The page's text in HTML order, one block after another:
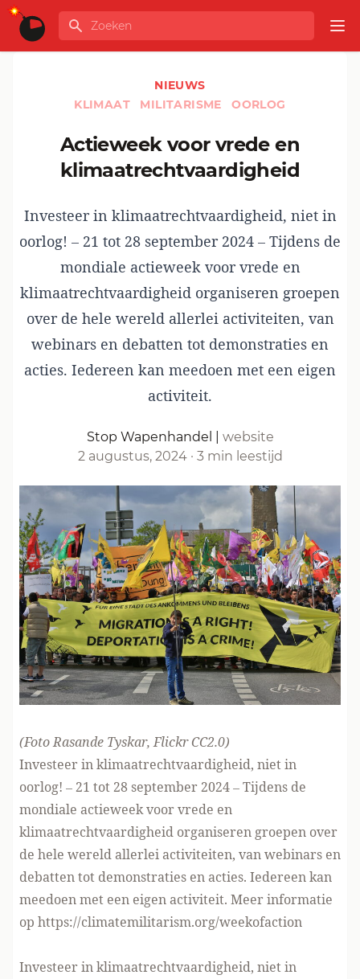
Ga naar de inhoud
GLOBALINFO
Zoeken
NIEUWS
KLIMAAT
MILITARISME OORLOG
Actieweek voor vrede en
klimaatrechtvaardigheid
Investeer in klimaatrechtvaardigheid, niet in
oorlog! – 21 tot 28 september 2024 – Tijdens de
mondiale actieweek voor vrede en
klimaatrechtvaardigheid organiseren groepen
over de hele wereld allerlei activiteiten, van
webinars en debatten tot demonstraties en
acties. Iedereen kan meedoen met een eigen
activiteit.
Stop Wapenhandel
website
2 augustus, 2024 · 3 min leestijd
(FotoRasande Tyskar, FlickrCC2.0)
Investeer in klimaatrechtvaardigheid, niet in
oorlog! – 21 tot 28 september 2024 – Tijdens de
mondiale actieweek voor vrede en
klimaatrechtvaardigheid organiseren groepen over
de hele wereld allerlei activiteiten, van webinars en
debatten tot demonstraties en acties. Iedereen kan
meedoen met een eigen activiteit. Meer informatie
op https://climatemilitarism.org/weekofaction
Investeer in klimaatrechtvaardigheid, niet in